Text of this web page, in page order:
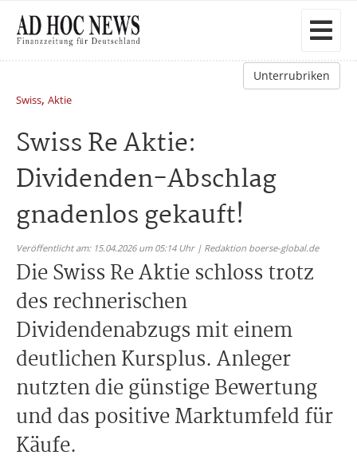
Unterrubriken
Swiss, Aktie
Swiss Re Aktie:
Dividenden-Abschlag
gnadenlos gekauft!
Veröffentlicht am: 15.04.2026 um 05:14 Uhr | Redaktion boerse-global.de
Die Swiss Re Aktie schloss trotz
des rechnerischen
Dividendenabzugs mit einem
deutlichen Kursplus. Anleger
nutzten die günstige Bewertung
und das positive Marktumfeld für
Käufe.